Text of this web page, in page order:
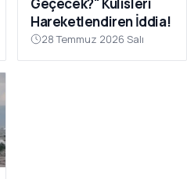
Geçecek?" Kulisleri
Hareketlendiren İddia!
28 Temmuz 2026 Salı